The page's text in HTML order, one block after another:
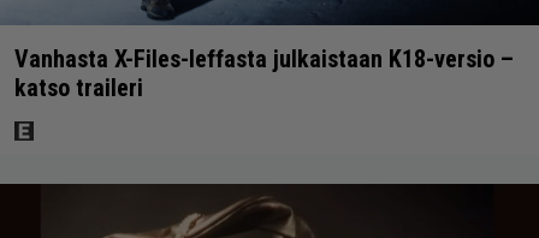
Vanhasta X-Files-leffasta julkaistaan K18-versio –
katso traileri